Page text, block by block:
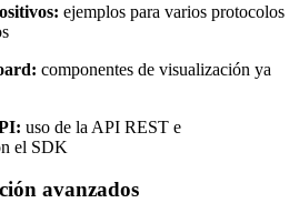
ejemplos para varios protocolos
componentes de visualización ya
uso de la API REST e
el SDK
avanzados